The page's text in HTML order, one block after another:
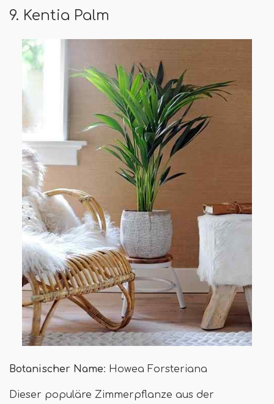
9. Kentia Palm
Botanischer Name: Howea Forsteriana
Dieser populäre Zimmerpflanze aus der